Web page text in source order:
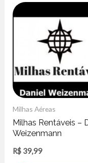
Milhas Aéreas
Milhas Rentáveis –
Weizenmann
R$ 39,99